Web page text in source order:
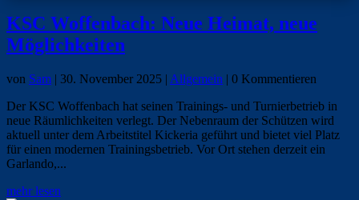
KSC Woffenbach: Neue Heimat, neue
Möglichkeiten
von Sam | 30. November 2025 | Allgemein | 0 Kommentieren
Der KSC Woffenbach hat seinen Trainings- und Turnierbetrieb in
neue Räumlichkeiten verlegt. Der Nebenraum der Schützen wird
aktuell unter dem Arbeitstitel Kickeria geführt und bietet viel Platz
für einen modernen Trainingsbetrieb. Vor Ort stehen derzeit ein
Garlando,...
mehr lesen